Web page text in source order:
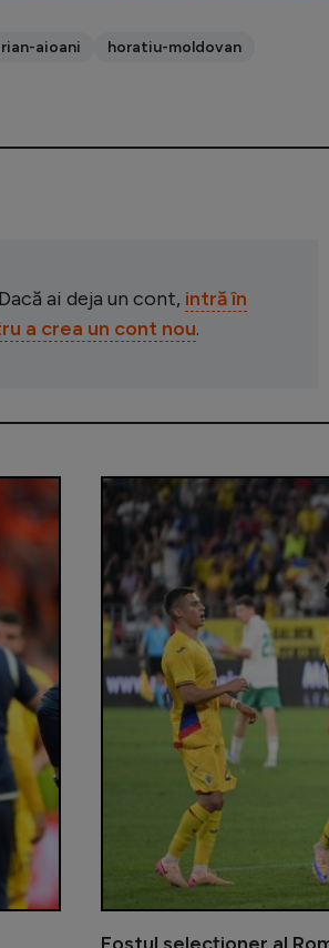
aioani
horatiu-moldovan
Dacă ai deja un cont, intră în
a crea un cont nou.